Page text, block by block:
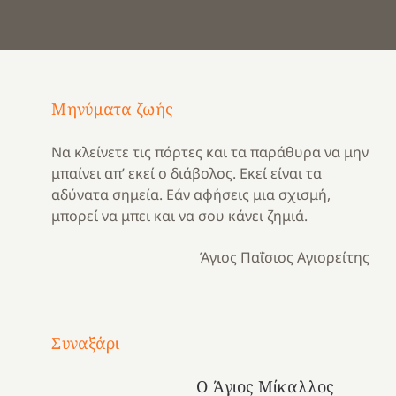
Μηνύματα ζωής
Να κλείνετε τις πόρτες και τα παράθυρα να μην
μπαίνει απ’ εκεί ο διάβολος. Εκεί είναι τα
αδύνατα σημεία. Εάν αφήσεις μια σχισμή,
μπορεί να μπει και να σου κάνει ζημιά.
Άγιος Παΐσιος Αγιορείτης
Συναξάρι
Ο Άγιος Μίκαλλος
Μια
και
Κατασκηνωτικές